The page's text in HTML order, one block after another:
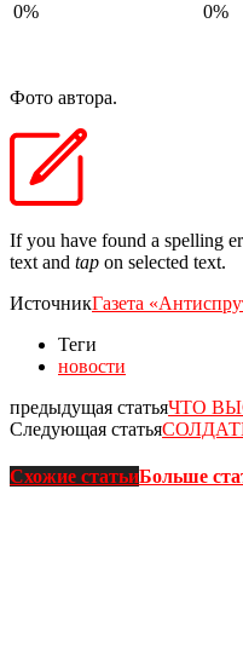
0%
0%
Фото автора.
If you have found a spelling
text and tap on selected text.
ИсточникГазета
Теги
новости
предыдущая статьяЧТО
Следующая статья
Схожие статьиБольше